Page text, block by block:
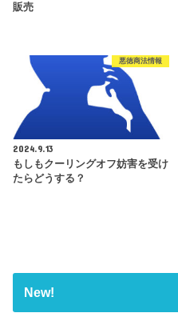
販売
悪徳商法情報
2024.9.13
もしもクーリングオフ妨害を受け
たらどうする？
New!